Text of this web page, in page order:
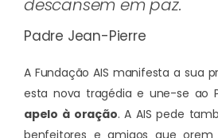
descansem em paz.
Padre Jean-Pierre
A Fundação AIS manifesta a sua
esta nova tragédia e une-se ao
apelo à oração. A AIS pede